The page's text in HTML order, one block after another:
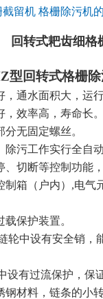
留机 格栅除污机
回转式耙齿细格
型回转式格栅
，通水面积大，运
，效率高，寿命长。
分无固定螺丝。
除污工作实行全自
、切断等控制功能
制箱（户内）,电
载保护装置。
轮中设有安全销，
设有过流保护，保
钢材料，链条的